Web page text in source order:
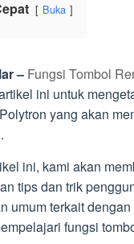
Buka
– Fungsi Tombol
ini untuk
yang akan
ini, kami akan
tips dan trik
umum terkait
fungsi